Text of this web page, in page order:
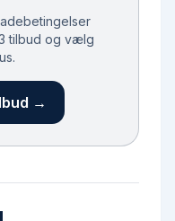
tilbud og vælg
→